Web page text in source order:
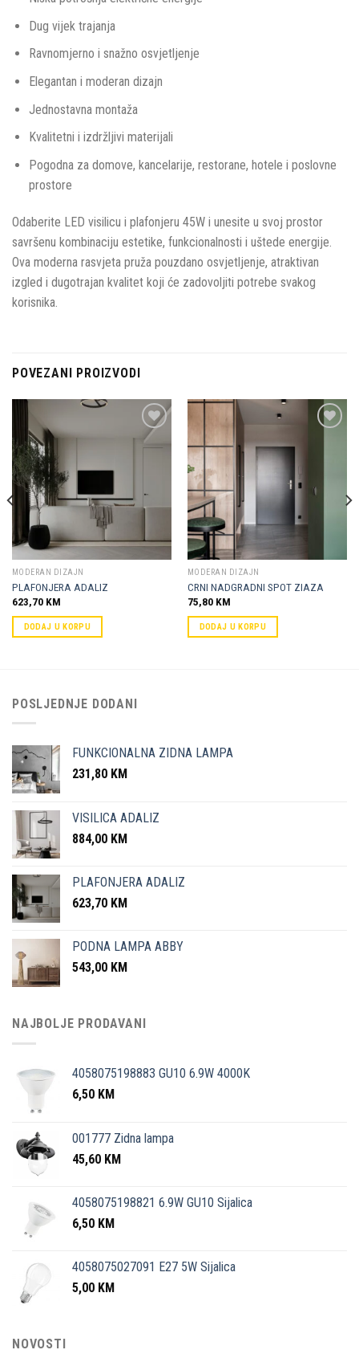
Dug vijek trajanja
Ravnomjerno i snažno osvjetljenje
Elegantan i moderan dizajn
Jednostavna montaža
Kvalitetni i izdržljivi materijali
Pogodna za domove, kancelarije, restorane, hotele i poslovne
prostore
Odaberite LED visilicu i plafonjeru 45W i unesite u svoj prostor
savršenu kombinaciju estetike, funkcionalnosti i uštede energije.
Ova moderna rasvjeta pruža pouzdano osvjetljenje, atraktivan
izgled i dugotrajan kvalitet koji će zadovoljiti potrebe svakog
korisnika.
POVEZANI PROIZVODI
MODERAN DIZAJN
PLAFONJERA ADALIZ
623,70 KM
DODAJ U KORPU
MODERAN DIZAJN
CRNI NADGRADNI SPOT ZIAZA
75,80 KM
DODAJ U KORPU
POSLJEDNJE DODANI
FUNKCIONALNA ZIDNA LAMPA
231,80 KM
VISILICA ADALIZ
884,00 KM
PLAFONJERA ADALIZ
623,70 KM
PODNA LAMPA ABBY
543,00 KM
NAJBOLJE PRODAVANI
4058075198883 GU10 6.9W 4000K
6,50 KM
001777 Zidna lampa
45,60 KM
4058075198821 6.9W GU10 Sijalica
6,50 KM
4058075027091 E27 5W Sijalica
5,00 KM
NOVOSTI